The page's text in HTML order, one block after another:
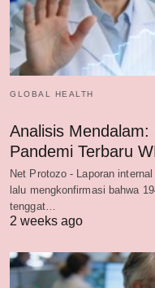
GLOBAL HEALTH
Analisis
Pandemi Terbaru
Net Protozo - Laporan
lalu mengkonfirmasi bahwa
tenggat…
2 weeks ago